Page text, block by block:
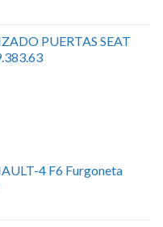
PUERTAS SEAT
4 F6 Furgoneta